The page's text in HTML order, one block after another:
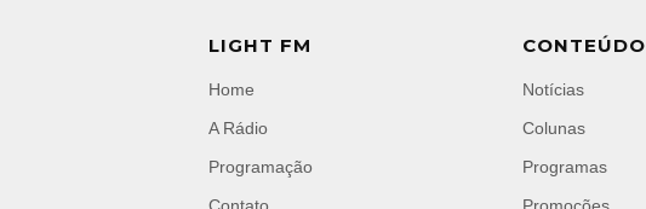
LIGHT FM
Home
A Rádio
Programação
CONTEÚDO
Notícias
Colunas
Programas